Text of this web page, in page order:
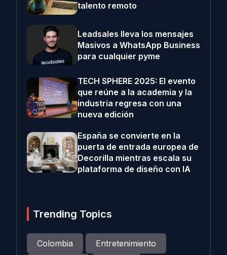
talento remoto
Leadsales lleva los mensajes
Masivos a WhatsApp Business
para cualquier pyme
TECH SPHERE 2025: El evento
que reúne a la academia y la
industria regresa con una
nueva edición
España se convierte en la
puerta de entrada europea de
Decorilla mientras escala su
plataforma de diseño con IA
Trending Topics
Colombia Entretenimiento